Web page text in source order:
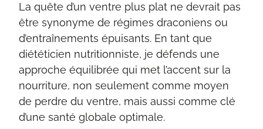
La quête d’un ventre plus plat ne devrait pas
être synonyme de régimes draconiens ou
d’entraînements épuisants. En tant que
diététicien nutritionniste, je défends une
approche équilibrée qui met l’accent sur la
nourriture, non seulement comme moyen
de perdre du ventre, mais aussi comme clé
d’une santé globale optimale.